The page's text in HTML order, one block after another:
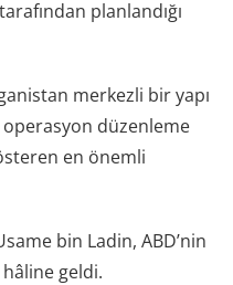
planlandığı
merkezli bir yapı
operasyon düzenleme
en önemli
bin Ladin, ABD’nin
geldi.